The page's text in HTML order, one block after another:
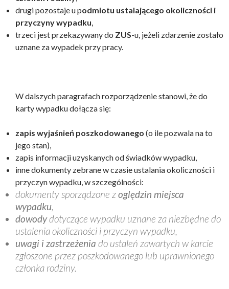
drugi pozostaje u podmiotu ustalającego okoliczności i
przyczyny wypadku,
trzeci jest przekazywany do ZUS-u, jeżeli zdarzenie zostało
uznane za wypadek przy pracy.
W dalszych paragrafach rozporządzenie stanowi, że do
karty wypadku dołącza się:
zapis wyjaśnień poszkodowanego (o ile pozwala na to
jego stan),
zapis informacji uzyskanych od świadków wypadku,
inne dokumenty zebrane w czasie ustalania okoliczności i
przyczyn wypadku, w szczególności:
dokumenty sporządzone zoględzin miejsca
wypadku,
dowodydotyczące wypadku uznane za niezbędne do
ustalenia okoliczności i przyczyn wypadku,
uwagi i zastrzeżenia do ustaleń zawartych w karcie
zgłoszone przez poszkodowanego lub uprawnionego
członka rodziny.